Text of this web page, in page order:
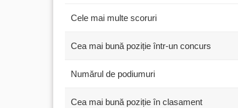
Cele mai multe scoruri
Cea mai bună poziție într-un concurs
Numărul de podiumuri
Cea mai bună poziție în clasament